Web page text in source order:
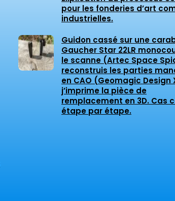
pour les fonderies d’art
industrielles.
Guidon cassé sur une
Gaucher Star 22LR
le scanne (Artec Space
reconstruis les parties
en CAO (Geomagic Design
j’imprime la pièce de
remplacement en 3D. Cas
étape par étape.